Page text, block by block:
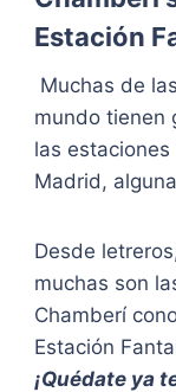
Estación
Muchas de
mundo tienen
las
Madrid,
Desde
muchas son
Chamberí
Estación
¡Quédate ya